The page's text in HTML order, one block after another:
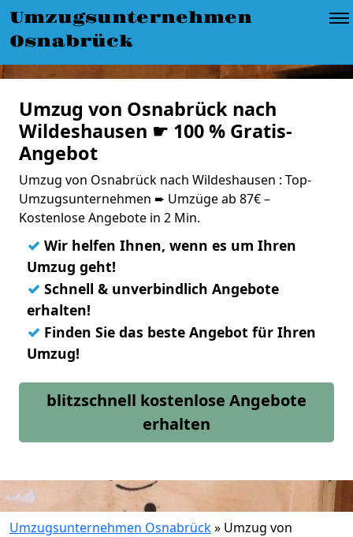
Umzugsunternehmen
Osnabrück
Umzug von Osnabrück nach
Wildeshausen ☛ 100 % Gratis-
Angebot
Umzug von Osnabrück nach Wildeshausen : Top-
Umzugsunternehmen ➨ Umzüge ab 87€ –
Kostenlose Angebote in 2 Min.
✓ Wir helfen Ihnen, wenn es um Ihren
Umzug geht!
✓ Schnell & unverbindlich Angebote
erhalten!
✓ Finden Sie das beste Angebot für Ihren
Umzug!
blitzschnell kostenlose Angebote
erhalten
Umzugsunternehmen Osnabrück» Umzug von